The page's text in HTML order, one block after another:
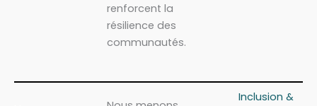
renforcent la
résilience des
communautés.
Inclusion &